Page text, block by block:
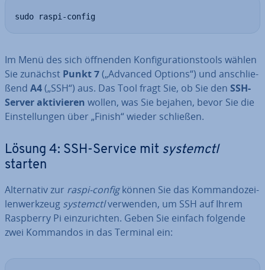
sudo raspi-config
Im Menü des sich öffnenden Kon­fi­gu­ra­ti­ons­tools wählen
Sie zunächst Punkt 7(„Advanced Options“) und an­schlie­
ßend A4(„SSH“) aus. Das Tool fragt Sie, ob Sie den SSH-
Server ak­ti­vie­ren wollen, was Sie bejahen, bevor Sie die
Ein­stel­lun­gen über „Finish“ wieder schließen.
Lösung 4: SSH-Service mit systemctl
starten
Al­ter­na­tiv zur raspi-configkönnen Sie das Kom­man­do­zei­
len­werk­zeug systemctlverwenden, um SSH auf Ihrem
Raspberry Pi ein­zu­rich­ten. Geben Sie einfach folgende
zwei Kommandos in das Terminal ein: